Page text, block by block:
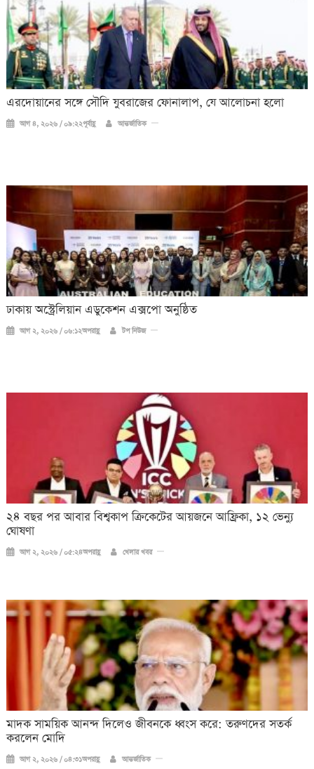
এরদোয়ানের সঙ্গে সৌদি যুবরাজের ফোনালাপ, যে আলোচনা হলো
আগ ৪, ২০২৬ / ০৯:২২পূর্বাহ্ণ আন্তর্জাতিক
ঢাকায় অস্ট্রেলিয়ান এডুকেশন এক্সপো অনুষ্ঠিত
আগ ২, ২০২৬ / ০৬:১২অপরাহ্ণ টপ নিউজ
২৪ বছর পর আবার বিশ্বকাপ ক্রিকে‌টের আয়জনে আফ্রিকা, ১২ ভেন্যু
ঘোষণা
আগ ২, ২০২৬ / ০৫:২৪অপরাহ্ণ খেলার খবর
মাদক সাময়িক আনন্দ দিলেও জীবনকে ধ্বংস করে: তরুণদের সতর্ক
করলেন মোদি
আগ ২, ২০২৬ / ০৪:৩১অপরাহ্ণ আন্তর্জাতিক